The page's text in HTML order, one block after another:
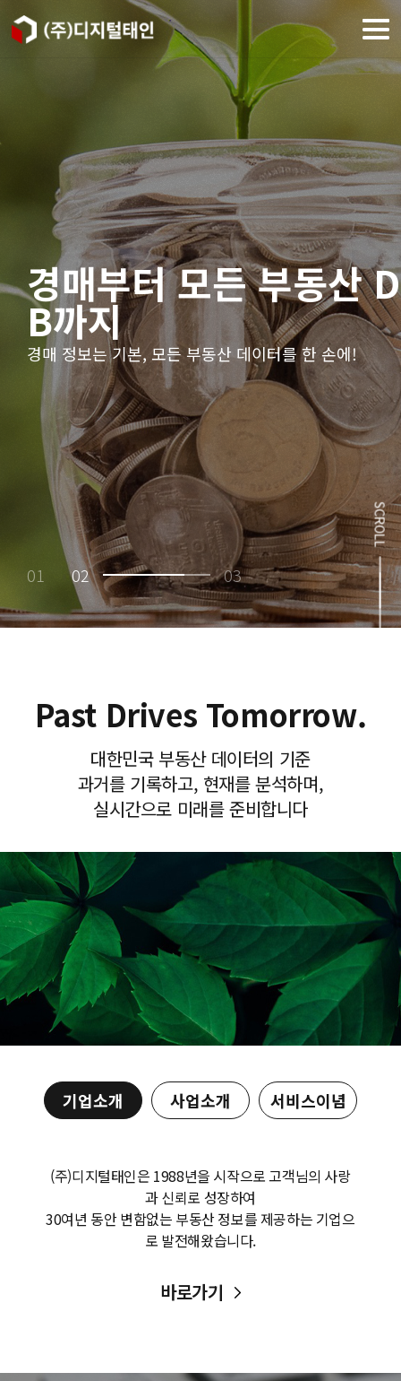
경매부터 모든 부동산 D
B까지
단 하나의 부동산 정보
플랫폼
경매 정보는 기본, 모든 부동산 데이터를 한 손에!
01 02 03
SCROLL
Past Drives Tomorrow.
대한민국 부동산 데이터의 기준
과거를 기록하고, 현재를 분석하며,
실시간으로 미래를 준비합니다
기업소개 사업소개 서비스이념
(주)디지털태인은 1988년을 시작으로 고객님의 사랑
과 신뢰로 성장하여
30여년 동안 변함없는 부동산 정보를 제공하는 기업으
로 발전해왔습니다.
바로가기